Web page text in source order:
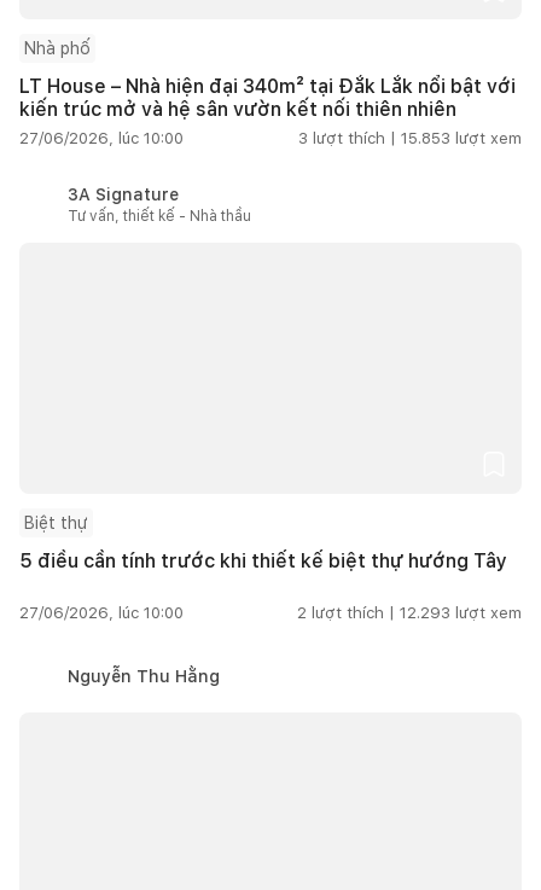
Nhà phố
LT House – Nhà hiện đại 340m² tại Đắk Lắk nổi bật với
kiến trúc mở và hệ sân vườn kết nối thiên nhiên
27/06/2026, lúc 10:00 3 lượt thích | 15.853 lượt xem
3A Signature
Tư vấn, thiết kế - Nhà thầu
Biệt thự
5 điều cần tính trước khi thiết kế biệt thự hướng Tây
27/06/2026, lúc 10:00 2 lượt thích | 12.293 lượt xem
Nguyễn Thu Hằng